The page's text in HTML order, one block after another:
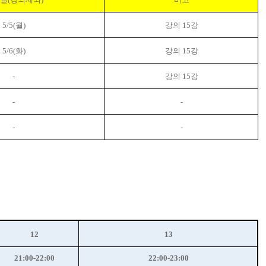
5/5(월) 강의 15강
5/6(화) 강의 15강
- 강의 15강
- -
- -
12 13
21:00-22:00 22:00-23:00